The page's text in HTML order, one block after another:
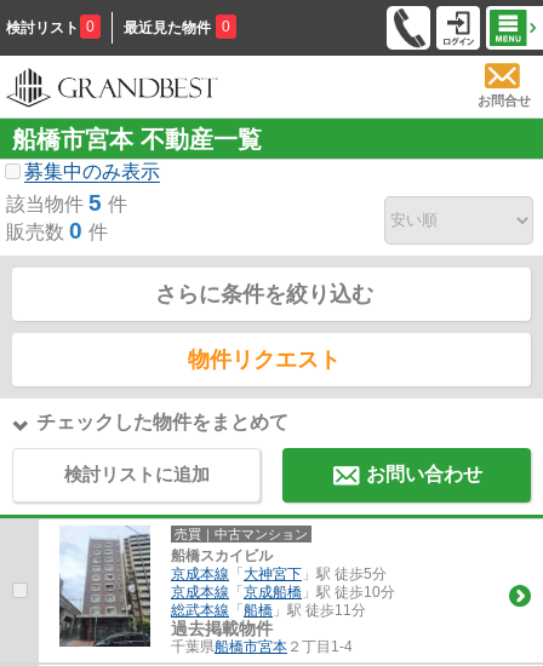
検討リスト 0 最近見た物件 0
お問合せ
船橋市宮本 不動産一覧
募集中のみ表示
該当物件 5 件
販売数 0 件
さらに条件を絞り込む
物件リクエスト
チェックした物件をまとめて
検討リストに追加 お問い合わせ
売買｜中古マンション
船橋スカイビル
京成本線 「 大神宮下 」駅 徒歩5分
京成本線 「 京成船橋 」駅 徒歩10分
総武本線 「 船橋 」駅 徒歩11分
過去掲載物件
千葉県船橋市宮本 ２丁目1-4